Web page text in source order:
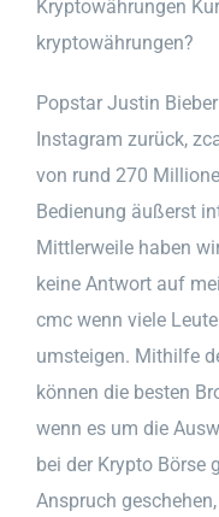
Kryptowährungen
kryptowährungen?
Popstar Justin
Instagram zurück,
von rund 270
Bedienung äußerst
Mittlerweile haben
keine Antwort auf
cmc wenn viele
umsteigen. Mithilfe
können die besten
wenn es um die
bei der Krypto Börse
Anspruch